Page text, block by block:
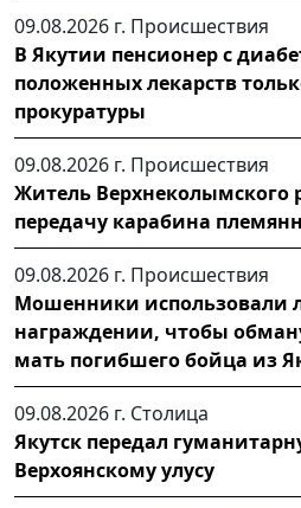
09.08.2026 г. Происшествия
В Якутии пенсионер с
положенных лекарств
прокуратуры
09.08.2026 г. Происшествия
Житель Верхнеколымского
передачу карабина
09.08.2026 г. Происшествия
Мошенники использовали
награждении, чтобы
мать погибшего бойца из
09.08.2026 г. Столица
Якутск передал
Верхоянскому улусу